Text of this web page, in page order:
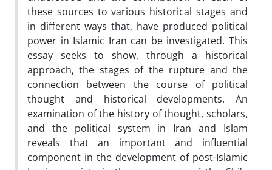
these sources to various historical stages and
in different ways that, have produced political
power in Islamic Iran can be investigated. This
essay seeks to show, through a historical
approach, the stages of the rupture and the
connection between the course of political
thought and historical developments. An
examination of the history of thought, scholars,
and the political system in Iran and Islam
reveals that an important and influential
component in the development of post-Islamic